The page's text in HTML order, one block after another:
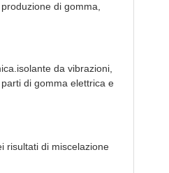
di gomma,
da vibrazioni,
di gomma elettrica e
risultati di miscelazione